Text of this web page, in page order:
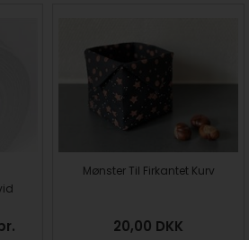
Mønster Til Firkantet Kurv
20,00 DKK